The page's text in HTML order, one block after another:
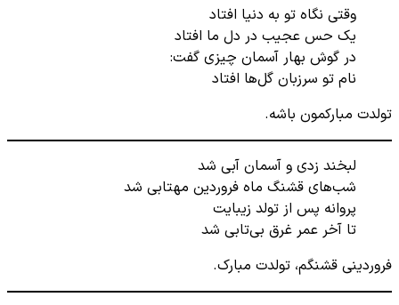
وقتی نگاه تو به دنیا افتاد
یک حس عجیب در دل ما افتاد
در گوش بهار آسمان چیزی گفت:
نام تو سرزبان گل‌ها افتاد
تولدت مبارکمون باشه.
لبخند زدی و آسمان آبی شد
شب‌های‌ قشنگ ماه فروردین مهتابی شد
پروانه پس از تولد زیبایت
تا آخر عمر غرق بی‌تابی شد
فروردینی قشنگم، تولدت مبارک.